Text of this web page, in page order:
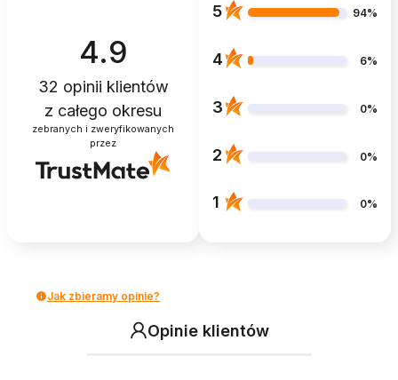
4.9
32 opinii klientów
z całego okresu
zebranych i zweryfikowanych
przez
5 94%
4 6%
3 0%
2 0%
1 0%
Jak zbieramy opinie?
Opinie klientów